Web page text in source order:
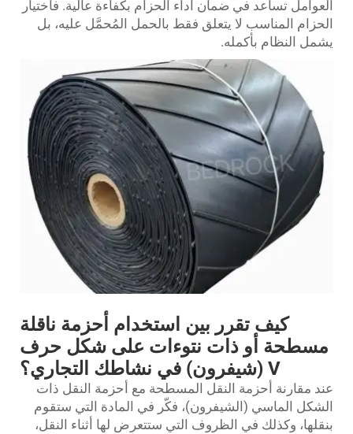
العوامل تساعد في ضمان أداء الحزام بكفاءة عالية. فاختيار
الحزام المناسب لا يتعلق فقط بالحمل المُحمَّل عليه، بل
يشمل النظام بأكمله.
كيف تقرر بين استخدام أحزمة ناقلة
مسطحة أو ذات نتوءات على شكل حرف
V (شيفرون) في نشاطك التجاري؟
عند مقارنة أحزمة النقل المسطحة مع أحزمة النقل ذات
الشكل الماسي (الشيفرون)، فكّر في المادة التي ستقوم
بنقلها، وكذلك في الظروف التي ستتعرض لها أثناء النقل،